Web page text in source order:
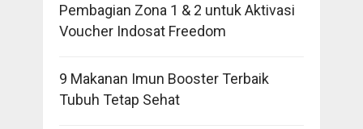
Pembagian Zona 1 & 2 untuk Aktivasi
Voucher Indosat Freedom
9 Makanan Imun Booster Terbaik
Tubuh Tetap Sehat